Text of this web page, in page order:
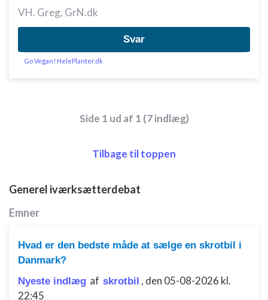
VH. Greg, GrN.dk
Svar
Go Vegan! HelePlanter.dk
Side 1 ud af 1 (7 indlæg)
Tilbage til toppen
Generel iværksætterdebat
Emner
Hvad er den bedste måde at sælge en skrotbil i
Danmark?
Nyeste indlæg af skrotbil , den 05-08-2026 kl.
22:45
IAB Special Features:
Bruge præcise geografiske
Annoncering / marketing